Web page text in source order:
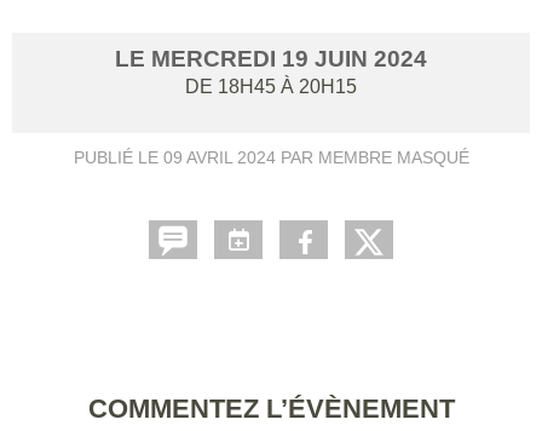
LE MERCREDI 19 JUIN 2024
DE 18H45 À 20H15
PUBLIÉ LE 09 AVRIL 2024PAR MEMBRE MASQUÉ
COMMENTEZ L’ÉVÈNEMENT